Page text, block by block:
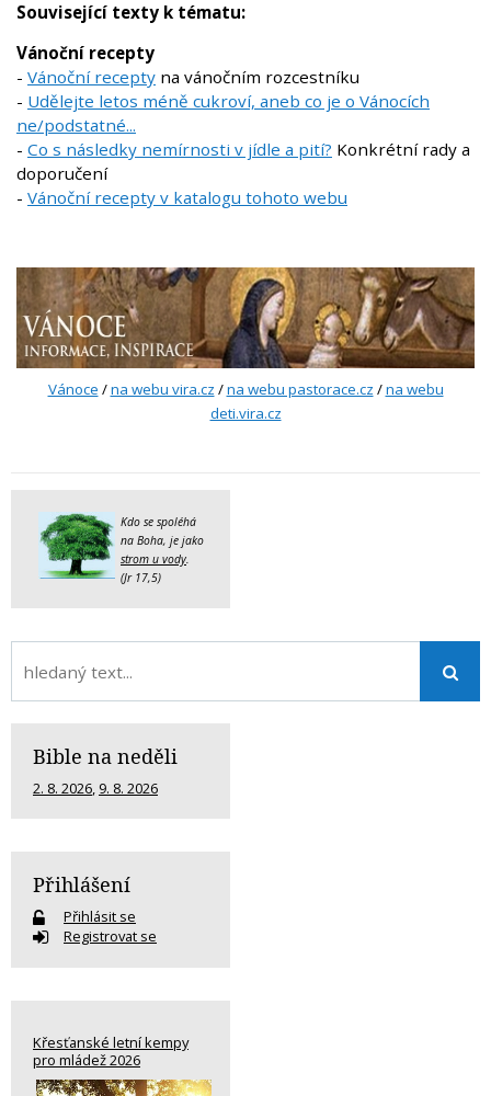
Související texty k tématu:
Vánoční recepty
- Vánoční recepty na vánočním rozcestníku
- Udělejte letos méně cukroví, aneb co je o Vánocích
ne/podstatné...
- Co s následky nemírnosti v jídle a pití? Konkrétní rady a
doporučení
- Vánoční recepty v katalogu tohoto webu
Vánoce /na webu vira.cz /na webu pastorace.cz /na webu
deti.vira.cz
Kdo se spoléhá
na Boha, je jako
strom u vody.
(Jr 17,5)
Bible na neděli
2. 8. 2026, 9. 8. 2026
Přihlášení
Přihlásit se
Registrovat se
Křesťanské letní kempy
pro mládež 2026